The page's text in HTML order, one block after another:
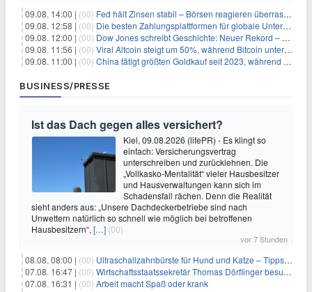
09.08. 14:00 | (00) Fed hält Zinsen stabil – Börsen reagieren überraschend volatil
09.08. 12:58 | (00) Die besten Zahlungsplattformen für globale Unternehmen im Jahr 2026
09.08. 12:00 | (00) Dow Jones schreibt Geschichte: Neuer Rekord – und Amazon knackt die nächste Billionen-Marke
09.08. 11:56 | (00) Viral Altcoin steigt um 50%, während Bitcoin unter $65.000 fällt
09.08. 11:00 | (00) China tätigt größten Goldkauf seit 2023, während Goldpreis um 8% steigt
BUSINESS/PRESSE
Ist das Dach gegen alles versichert?
Kiel, 09.08.2026 (lifePR) - Es klingt so
einfach: Versicherungsvertrag
unterschreiben und zurücklehnen. Die
„Vollkasko-Mentalität“ vieler Hausbesitzer
und Hausverwaltungen kann sich im
Schadensfall rächen. Denn die Realität
sieht anders aus: „Unsere Dachdeckerbetriebe sind nach
Unwettern natürlich so schnell wie möglich bei betroffenen
Hausbesitzern“, […] (00)
vor 7 Stunden
08.08. 08:00 | (00) Ultraschallzahnbürste für Hund und Katze – Tipps zur erfolgreichen Eingewöhnung
07.08. 16:47 | (00) Wirtschaftsstaatssekretär Thomas Dörflinger besucht Handwerksbetrieb im Kammerbezirk Freiburg
07.08. 16:31 | (00) Arbeit macht Spaß oder krank